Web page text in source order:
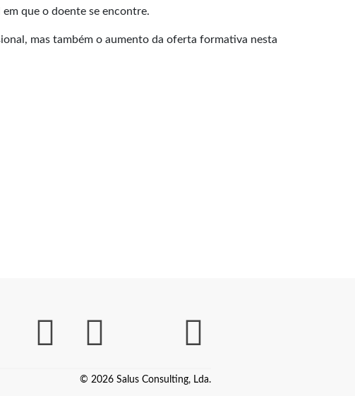
que o doente se encontre.
mas também o aumento da oferta formativa nesta
© 2026 Salus Consulting, Lda.